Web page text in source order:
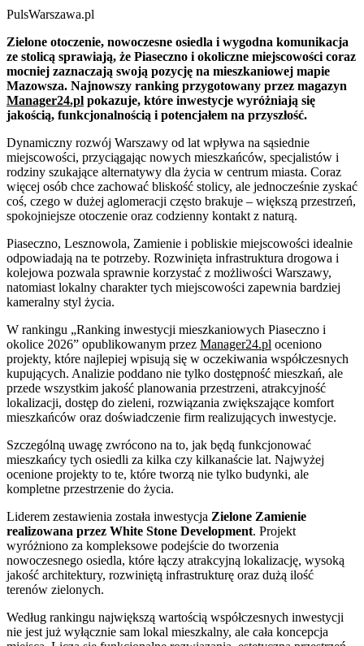
PulsWarszawa.pl
Zielone otoczenie, nowoczesne osiedla i wygodna komunikacja
ze stolicą sprawiają, że Piaseczno i okoliczne miejscowości coraz
mocniej zaznaczają swoją pozycję na mieszkaniowej mapie
Mazowsza. Najnowszy ranking przygotowany przez magazyn
Manager24.pl pokazuje, które inwestycje wyróżniają się
jakością, funkcjonalnością i potencjałem na przyszłość.
Dynamiczny rozwój Warszawy od lat wpływa na sąsiednie
miejscowości, przyciągając nowych mieszkańców, specjalistów i
rodziny szukające alternatywy dla życia w centrum miasta. Coraz
więcej osób chce zachować bliskość stolicy, ale jednocześnie zyskać
coś, czego w dużej aglomeracji często brakuje – większą przestrzeń,
spokojniejsze otoczenie oraz codzienny kontakt z naturą.
Piaseczno, Lesznowola, Zamienie i pobliskie miejscowości idealnie
odpowiadają na te potrzeby. Rozwinięta infrastruktura drogowa i
kolejowa pozwala sprawnie korzystać z możliwości Warszawy,
natomiast lokalny charakter tych miejscowości zapewnia bardziej
kameralny styl życia.
W rankingu „Ranking inwestycji mieszkaniowych Piaseczno i
okolice 2026” opublikowanym przez Manager24.pl oceniono
projekty, które najlepiej wpisują się w oczekiwania współczesnych
kupujących. Analizie poddano nie tylko dostępność mieszkań, ale
przede wszystkim jakość planowania przestrzeni, atrakcyjność
lokalizacji, dostęp do zieleni, rozwiązania zwiększające komfort
mieszkańców oraz doświadczenie firm realizujących inwestycje.
Szczególną uwagę zwrócono na to, jak będą funkcjonować
mieszkańcy tych osiedli za kilka czy kilkanaście lat. Najwyżej
ocenione projekty to te, które tworzą nie tylko budynki, ale
kompletne przestrzenie do życia.
Liderem zestawienia została inwestycja Zielone Zamienie
realizowana przez White Stone Development. Projekt
wyróżniono za kompleksowe podejście do tworzenia
nowoczesnego osiedla, które łączy atrakcyjną lokalizację, wysoką
jakość architektury, rozwiniętą infrastrukturę oraz dużą ilość
terenów zielonych.
Według rankingu największą wartością współczesnych inwestycji
nie jest już wyłącznie sam lokal mieszkalny, ale cała koncepcja